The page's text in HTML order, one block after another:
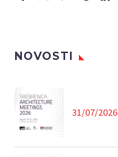
NOVOSTI
31/07/2026